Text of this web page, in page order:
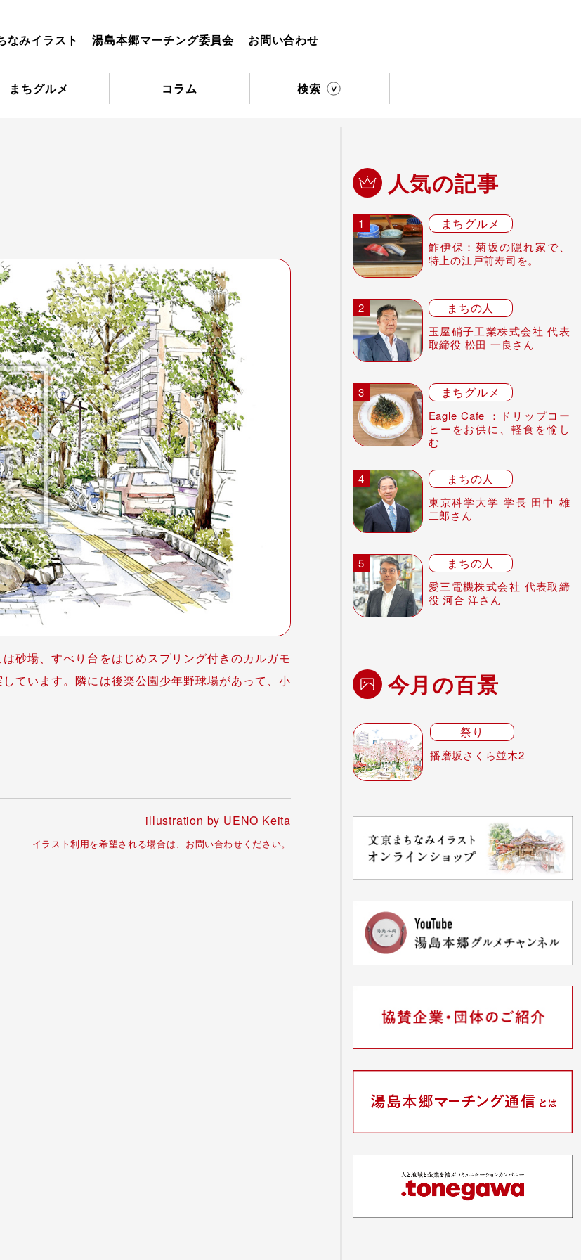
なみイラスト 湯島本郷マーチング委員会 お問い合わせ
まちグルメ コラム 検索
砂場、すべり台をはじめスプリング付きのカルガモ
ています。隣には後楽公園少年野球場があって、小
illustration by UENO Keita
イラスト利用を希望される場合は、お問い合わせください。
人気の記事
まちグルメ
鮓伊保：菊坂の隠れ家で、
特上の江戸前寿司を。
まちの人
玉屋硝子工業株式会社 代表
取締役 松田 一良さん
まちグルメ
Eagle Cafe ：ドリップコー
ヒーをお供に、軽食を愉し
む
まちの人
東京科学大学 学長 田中 雄
二郎さん
まちの人
愛三電機株式会社 代表取締
役 河合 洋さん
今月の百景
祭り
播磨坂さくら並木2